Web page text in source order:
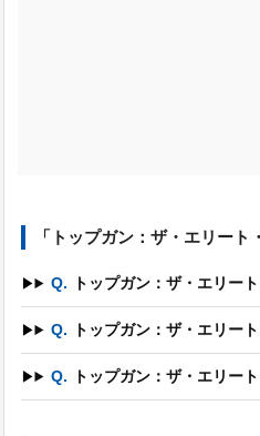
「トップガン：ザ・エリー
Q. トップガン：ザ・エリー
Q. トップガン：ザ・エリー
Q. トップガン：ザ・エリー